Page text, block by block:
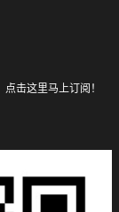
点击这里马上订阅！